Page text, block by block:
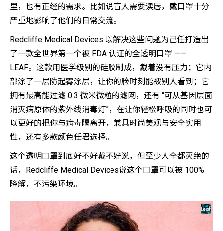
里，也有正经的需求。比如说盲人需要读唇，戴口罩十分
严重地影响了他们的日常交流。
Redcliffe Medical Devices 以解决这些问题为己任打造出
了一款全世界第一个被 FDA 认证的全透明口罩 ——
LEAF。这款用医学级别的硅胶制成，戴着没有压力；它内
部涂了一层防起雾涂层，让你的脸时刻能被别人看到；它
拥有最高能过滤 0.3 微米微粒的滤网，还有 “可从基因层面
消灭病原体的紫外线消毒灯”，在让你轻松呼吸的同时也可
以更好的把你与病毒隔离开，兼具时尚美观与安全实用
性，还有多款颜色任君选择。
这个透明口罩到底好不好戴不好说，但至少人全都灭绝的
话，Redcliffe Medical Devices说这个口罩可以被 100%
降解，不污染环境。